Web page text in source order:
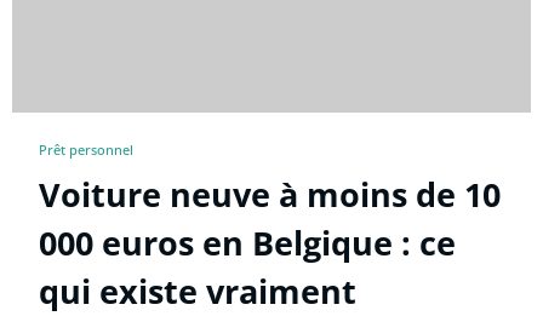
Prêt personnel
Voiture neuve à moins de 10
000 euros en Belgique : ce
qui existe vraiment